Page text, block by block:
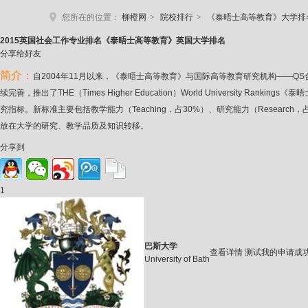
您所在的位置： 柳橙网 > 院校排行 > 《泰晤士高等教育》大学排
2015英国社会工作专业排名《泰晤士高等教育》英国大学排名
分享给好友
简介： 自2004年11月以来，《泰晤士高等教育》与国际高等教育研究机构——QS
续完善，推出了THE（Times Higher Education）World University Rankings《泰
究指标。新标准主要包括教学能力（Teaching，占30%）、研究能力（Research
放在大学的研究、教学品质及知识转移。
分享到
1
巴斯大学
University of Bath
查看详情 测试我的申请成